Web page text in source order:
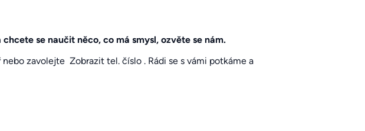
se naučit něco, co má smysl, ozvěte se nám.
nebo zavolejte Zobrazit tel. číslo. Rádi se s vámi potkáme a